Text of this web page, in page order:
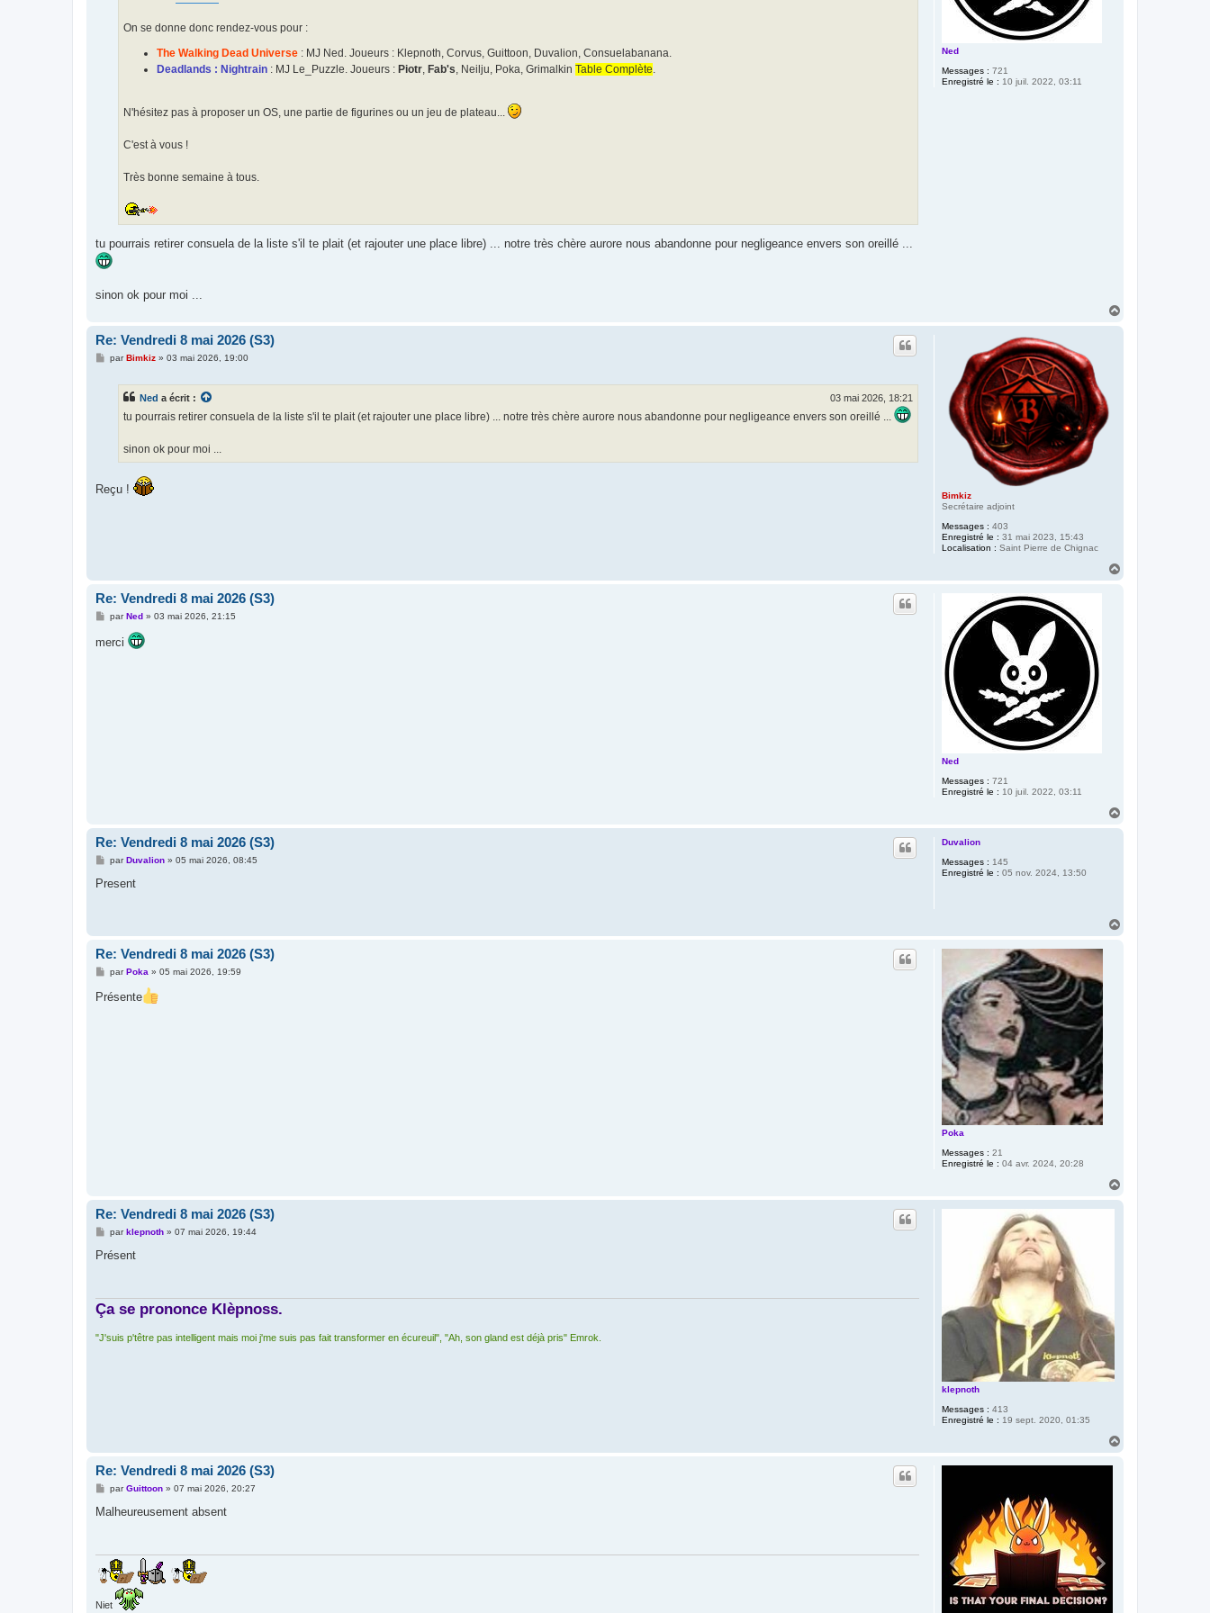
Ned
Messages : 721
Enregistré le : 10 juil. 2022, 03:11
On se donne donc rendez-vous pour :
The Walking Dead Universe : MJ Ned. Joueurs : Klepnoth, Corvus, Guittoon, Duvalion, Consuelabanana.
Deadlands : Nightrain : MJ Le_Puzzle. Joueurs :Piotr,Fab's, Neilju, Poka, GrimalkinTable Complète.
N'hésitez pas à proposer un OS, une partie de figurines ou un jeu de plateau...
C'est à vous !
Très bonne semaine à tous.
tu pourrais retirer consuela de la liste s'il te plait (et rajouter une place libre) ... notre très chère aurore nous abandonne pour negligeance envers son oreillé ...
sinon ok pour moi ...
Bimkiz
Secrétaire adjoint
Messages : 403
Enregistré le : 31 mai 2023, 15:43
Localisation : Saint Pierre de Chignac
Re: Vendredi 8 mai 2026 (S3)
MparBimkiz» 03 mai 2026, 19:00
Ned a écrit : 03 mai 2026, 18:21
tu pourrais retirer consuela de la liste s'il te plait (et rajouter une place libre) ... notre très chère aurore nous abandonne pour negligeance envers son oreillé ...
sinon ok pour moi ...
Reçu !
Ned
Messages : 721
Enregistré le : 10 juil. 2022, 03:11
Re: Vendredi 8 mai 2026 (S3)
M
s
parNed» 03 mai 2026, 21:15
merci
Duvalion
Messages : 145
Enregistré le : 05 nov. 2024, 13:50
Re: Vendredi 8 mai 2026 (S3)
M
s
parDuvalion» 05 mai 2026, 08:45
Present
Poka
Messages : 21
Enregistré le : 04 avr. 2024, 20:28
Re: Vendredi 8 mai 2026 (S3)
M
s
s
parPoka » 05 mai 2026, 19:59
Présente
klepnoth
Messages : 413
Enregistré le : 19 sept. 2020, 01:35
Re: Vendredi 8 mai 2026 (S3)
M
s
parklepnoth» 07 mai 2026, 19:44
Présent
Ça se prononce Klèpnoss.
"J'suis p'têtre pas intelligent mais moi j'me suis pas fait transformer en écureuil", "Ah, son gland est déjà pris" Emrok.
Re: Vendredi 8 mai 2026 (S3)
M
s
parGuittoon» 07 mai 2026, 20:27
Malheureusement absent
Niet